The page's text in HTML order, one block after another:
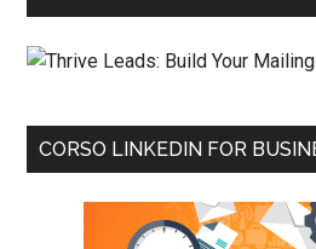
CORSO LINKEDIN FOR